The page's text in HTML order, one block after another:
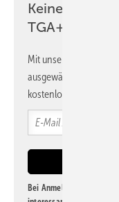
Keine Zeit?
TGA+E
Mit unserem
ausgewählte
kostenlos direkt ins
Bei Anmeldung zu